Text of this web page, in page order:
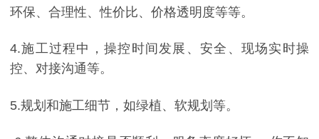
环保、合理性、性价比、价格透明度等等。
4.施工过程中，操控时间发展、安全、现场实时操
控、对接沟通等。
5.规划和施工细节，如绿植、软规划等。